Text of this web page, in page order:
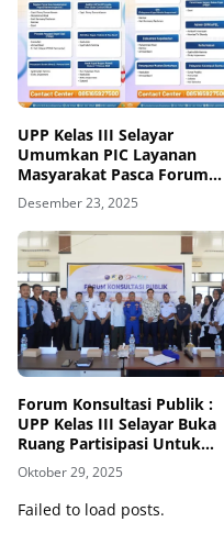
UPP Kelas III Selayar
Umumkan PIC Layanan
Masyarakat Pasca Forum
Konsultasi Publik
Desember 23, 2025
Forum Konsultasi Publik :
UPP Kelas III Selayar Buka
Ruang Partisipasi Untuk
Peningkatan Standar
Pelayanan
Oktober 29, 2025
Failed to load posts.